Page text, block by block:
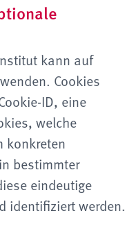
kann auf
Cookies
ID, eine
welche
konkreten
bestimmter
eindeutige
identifiziert werden.